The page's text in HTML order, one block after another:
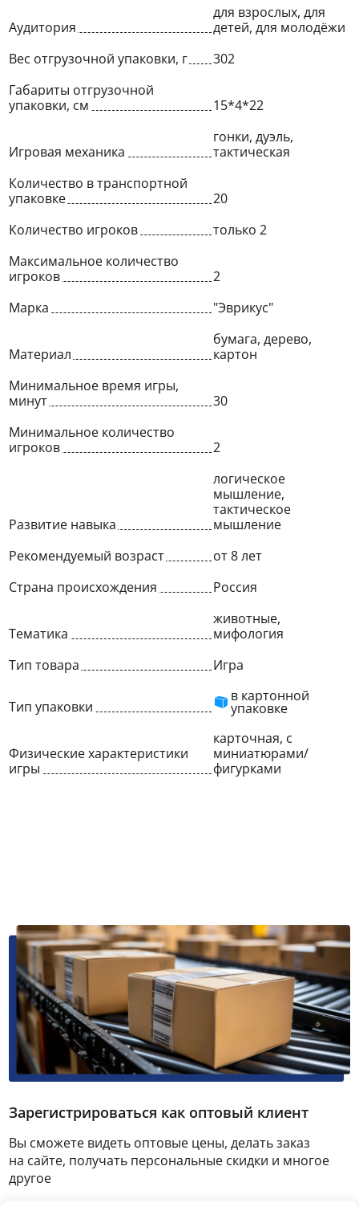
Аудитория
для взрослых, для
детей, для молодёжи
Вес отгрузочной упаковки, г
302
Габариты отгрузочной
упаковки, см
15*4*22
Игровая механика
гонки, дуэль,
тактическая
Количество в транспортной
упаковке
20
Количество игроков
только 2
Максимальное количество
игроков
2
Марка
"Эврикус"
Материал
бумага, дерево,
картон
Минимальное время игры,
минут
30
Минимальное количество
игроков
2
Развитие навыка
логическое
мышление,
тактическое
мышление
Рекомендуемый возраст
от 8 лет
Страна происхождения
Россия
Тематика
животные,
мифология
Тип товара
Игра
Тип упаковки
в картонной
упаковке
Физические характеристики
игры
карточная, с
миниатюрами/
фигурками
Зарегистрироваться как оптовый клиент
Вы сможете видеть оптовые цены, делать заказ
на сайте, получать персональные скидки и многое
другое